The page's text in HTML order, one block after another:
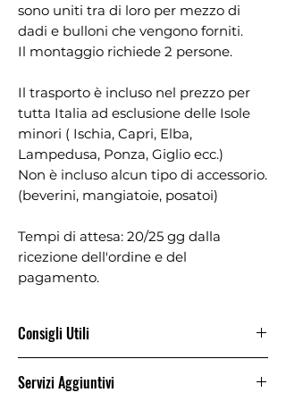
sono uniti tra di loro per mezzo di
dadi e bulloni che vengono forniti.
Il montaggio richiede 2 persone.
Il trasporto è incluso nel prezzo per
tutta Italia ad esclusione delle Isole
minori ( Ischia, Capri, Elba,
Lampedusa, Ponza, Giglio ecc.)
Non è incluso alcun tipo di accessorio.
(beverini, mangiatoie, posatoi)
Tempi di attesa: 20/25 gg dalla
ricezione dell'ordine e del
pagamento.
Consigli Utili
fissata al terreno, ma consigliamo
Servizi Aggiuntivi